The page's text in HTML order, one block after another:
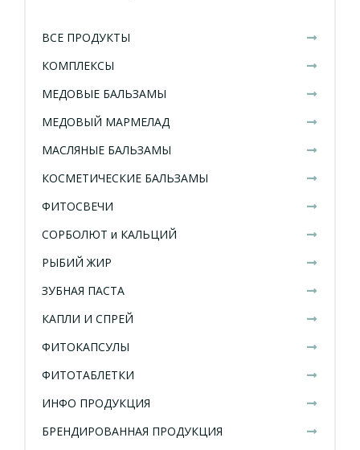
ВСЕ ПРОДУКТЫ
КОМПЛЕКСЫ
МЕДОВЫЕ БАЛЬЗАМЫ
МЕДОВЫЙ МАРМЕЛАД
МАСЛЯНЫЕ БАЛЬЗАМЫ
КОСМЕТИЧЕСКИЕ БАЛЬЗАМЫ
ФИТОСВЕЧИ
СОРБОЛЮТ и КАЛЬЦИЙ
РЫБИЙ ЖИР
ЗУБНАЯ ПАСТА
КАПЛИ И СПРЕЙ
ФИТОКАПСУЛЫ
ФИТОТАБЛЕТКИ
ИНФО ПРОДУКЦИЯ
БРЕНДИРОВАННАЯ ПРОДУКЦИЯ